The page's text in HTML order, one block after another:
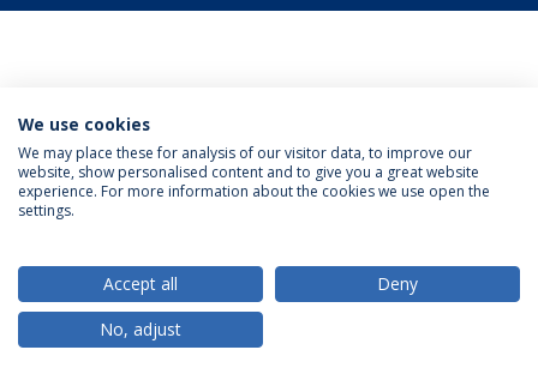
Política de Privacidade
Termos & Condições
Direitos do Titular dos Dados
© 2026 Universidade Católica Portuguesa
We use cookies
We may place these for analysis of our visitor data, to improve our
website, show personalised content and to give you a great website
experience. For more information about the cookies we use open the
settings.
Accept all
Deny
No, adjust